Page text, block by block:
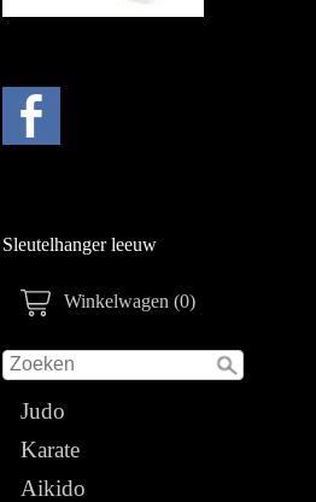
Winkelwagen (0)
Judo
Karate
Aikido
Sleutelhanger leeuw